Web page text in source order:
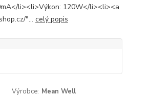
li><li>Výkon: 120W</li><li><a
"... celý popis
Výrobce: Mean Well